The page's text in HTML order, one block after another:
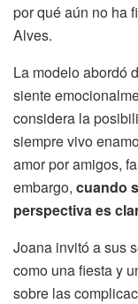
por qué aún no ha
Alves.
La modelo abordó
siente
considera la
siempre vivo
amor por amigos,
embargo, cuando
perspectiva es
Joana invitó a sus
como una fiesta y
sobre las